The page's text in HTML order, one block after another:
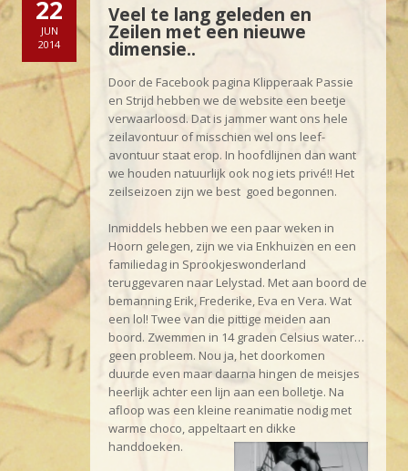
22
JUN
2014
Veel te lang geleden en
Zeilen met een nieuwe
dimensie..
Door de Facebook pagina Klipperaak Passie
en Strijd hebben we de website een beetje
verwaarloosd. Dat is jammer want ons hele
zeilavontuur of misschien wel ons leef-
avontuur staat erop. In hoofdlijnen dan want
we houden natuurlijk ook nog iets privé!! Het
zeilseizoen zijn we best goed begonnen.
Inmiddels hebben we een paar weken in
Hoorn gelegen, zijn we via Enkhuizen en een
familiedag in Sprookjeswonderland
teruggevaren naar Lelystad. Met aan boord de
bemanning Erik, Frederike, Eva en Vera. Wat
een lol! Twee van die pittige meiden aan
boord. Zwemmen in 14 graden Celsius water…
geen probleem. Nou ja, het doorkomen
duurde even maar daarna hingen de meisjes
heerlijk achter een lijn aan een bolletje. Na
afloop was een kleine reanimatie nodig met
warme choco, appeltaart en dikke
handdoeken.